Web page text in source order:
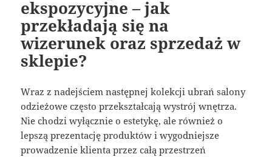
ekspozycyjne – jak
przekładają się na
wizerunek oraz sprzedaż w
sklepie?
Wraz z nadejściem następnej kolekcji ubrań salony
odzieżowe często przekształcają wystrój wnętrza.
Nie chodzi wyłącznie o estetykę, ale również o
lepszą prezentację produktów i wygodniejsze
prowadzenie klienta przez całą przestrzeń